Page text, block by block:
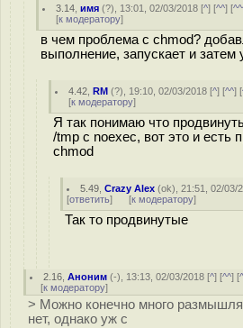
3.14 ,имя (?), 13:01, 02/03/2018 [^] [^^] [
[к модератору]
в чем проблема с chmod?
выполнение, запускает и
4.42 ,RM (?), 19:10, 02/03/2018 [^] [^^] [
[к модератору]
Я так понимаю что
/tmp с noexec, вот это и есть
chmod
5.49 ,Crazy Alex (ok), 21:51, 02/03/
[ответить] [к модератору]
Так то продвинутые
2.16 ,Аноним (-), 13:13, 02/03/2018 [^] [^^] [
[к модератору]
> Можно конечно много
нет, однако уж с